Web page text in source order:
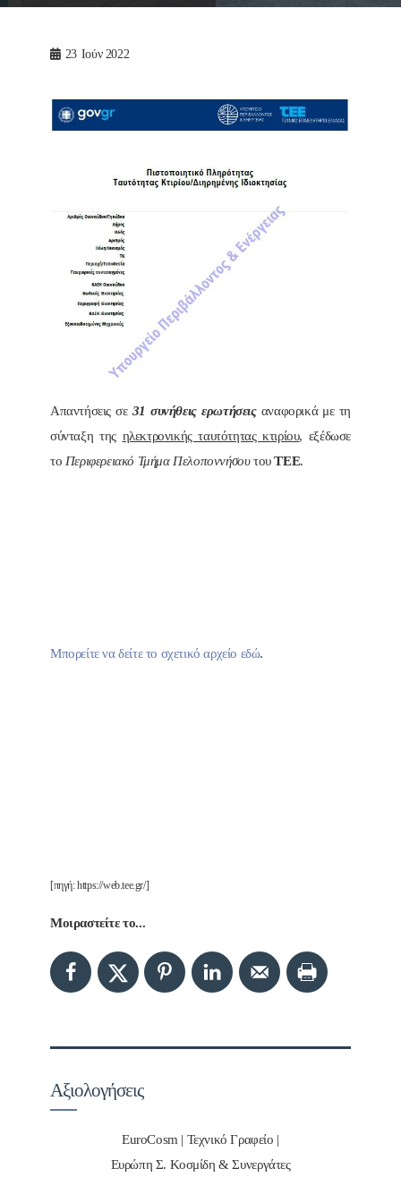
23 Ιούν 2022
Απαντήσεις σε 31 συνήθεις ερωτήσειςαναφορικά με τη
σύνταξη της ηλεκτρονικής ταυτότητας κτιρίου, εξέδωσε
το Περιφερειακό Τμήμα ΠελοποννήσουτουΤΕΕ.
Μπορείτε να δείτε το σχετικό αρχείο εδώ.
[πηγή: https://web.tee.gr/]
Μοιραστείτε το...
Αξιολογήσεις
EuroCosm | Τεχνικό Γραφείο |
Ευρώπη Σ. Κοσμίδη & Συνεργάτες